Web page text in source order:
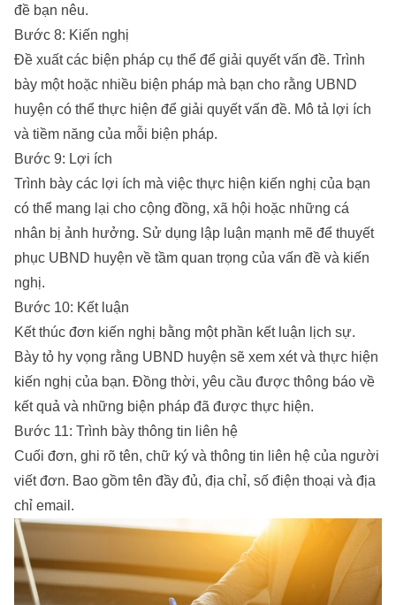
đề bạn nêu.
Bước 8: Kiến nghị
Đề xuất các biện pháp cụ thể để giải quyết vấn đề. Trình
bày một hoặc nhiều biện pháp mà bạn cho rằng UBND
huyện có thể thực hiện để giải quyết vấn đề. Mô tả lợi ích
và tiềm năng của mỗi biện pháp.
Bước 9: Lợi ích
Trình bày các lợi ích mà việc thực hiện kiến nghị của bạn
có thể mang lại cho cộng đồng, xã hội hoặc những cá
nhân bị ảnh hưởng. Sử dụng lập luận mạnh mẽ để thuyết
phục UBND huyện về tầm quan trọng của vấn đề và kiến
nghị.
Bước 10: Kết luận
Kết thúc đơn kiến nghị bằng một phần kết luận lịch sự.
Bày tỏ hy vọng rằng UBND huyện sẽ xem xét và thực hiện
kiến nghị của bạn. Đồng thời, yêu cầu được thông báo về
kết quả và những biện pháp đã được thực hiện.
Bước 11: Trình bày thông tin liên hệ
Cuối đơn, ghi rõ tên, chữ ký và thông tin liên hệ của người
viết đơn. Bao gồm tên đầy đủ, địa chỉ, số điện thoại và địa
chỉ email.